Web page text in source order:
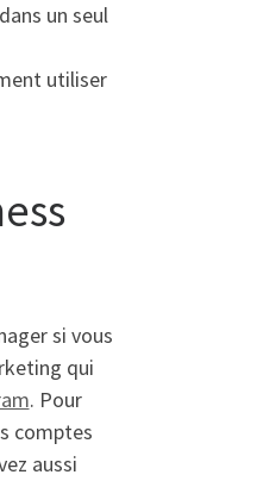
un seul
utiliser
si vous
qui
. Pour
comptes
aussi